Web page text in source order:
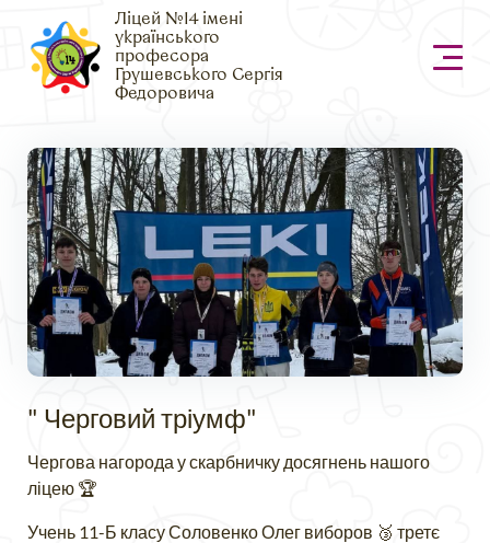
Ліцей №14 імені
українського
професора
Грушевського Сергія
Федоровича
" Черговий тріумф"
Чергова нагорода у скарбничку досягнень нашого
ліцею 🏆
Учень 11-Б класу Соловенко Олег виборов 🥉 третє